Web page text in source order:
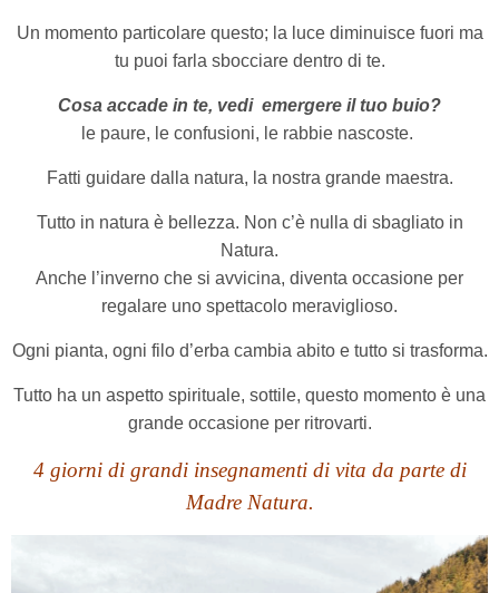
Un momento particolare questo; la luce diminuisce fuori ma
tu puoi farla sbocciare dentro di te.
Cosa accade in te, vedi emergere il tuo buio?
le paure, le confusioni, le rabbie nascoste.
Fatti guidare dalla natura, la nostra grande maestra.
Tutto in natura è bellezza. Non c’è nulla di sbagliato in
Natura.
Anche l’inverno che si avvicina, diventa occasione per
regalare uno spettacolo meraviglioso.
Ogni pianta, ogni filo d’erba cambia abito e tutto si trasforma.
Tutto ha un aspetto spirituale, sottile, questo momento è una
grande occasione per ritrovarti.
4 giorni di grandi insegnamenti di vita da parte di
Madre Natura.